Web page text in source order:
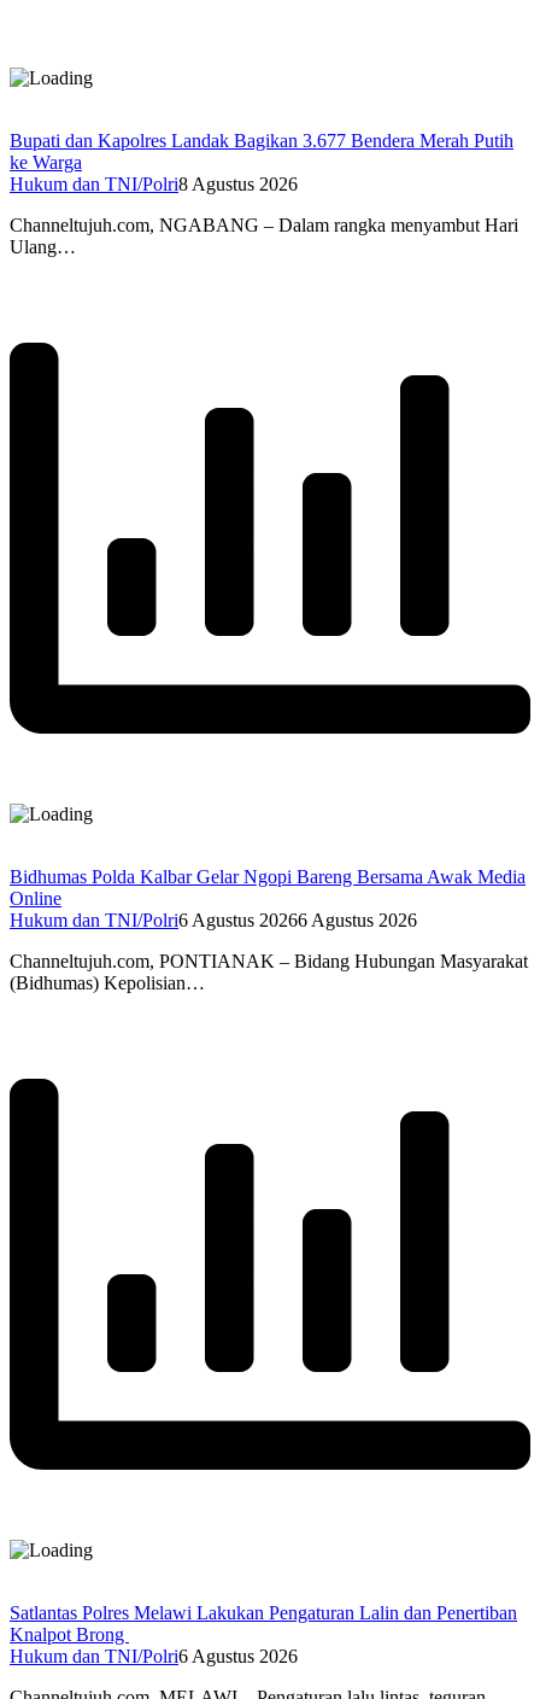
Bupati dan Kapolres Landak Bagikan 3.677 Bendera Merah Putih
ke Warga
Hukum dan TNI/Polri8 Agustus 2026
Channeltujuh.com, NGABANG – Dalam rangka menyambut Hari
Ulang…
Bidhumas Polda Kalbar Gelar Ngopi Bareng Bersama Awak Media
Online
Hukum dan TNI/Polri6 Agustus 20266 Agustus 2026
Channeltujuh.com, PONTIANAK – Bidang Hubungan Masyarakat
(Bidhumas) Kepolisian…
Satlantas Polres Melawi Lakukan Pengaturan Lalin dan Penertiban
Knalpot Brong
Hukum dan TNI/Polri6 Agustus 2026